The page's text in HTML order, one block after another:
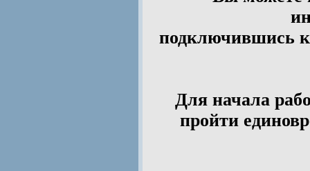
подключившись к
Для начала
пройти